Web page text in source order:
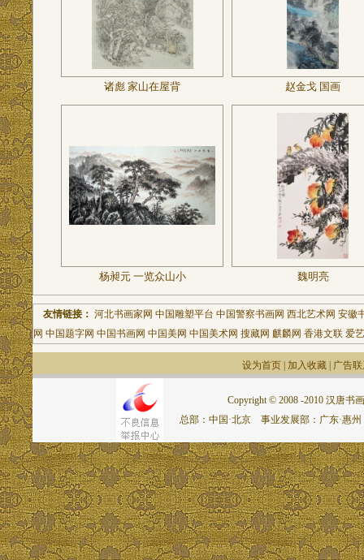
诸彪 家山在屋背 赵金戈 国画
杨昶元 一览众山小 魏明亮
友情链接： 河北书画家网 中国雕塑平台 中国警察书画网 西北艺术网 安徽
网 中国题字网 中国书画网 中国美网 中国美术网 搜藏网 麒麟网 香港文联 爱
设为首页 加入收藏 广告
Copyright © 2008 -2010 汉唐书
总部：中国·北京 事业发展部：广东·惠